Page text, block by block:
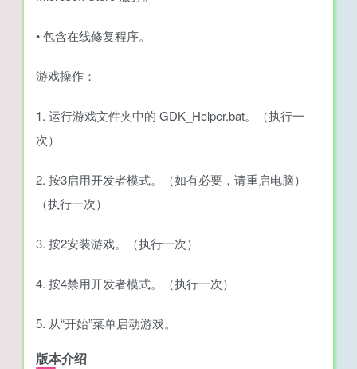
• 包含在线修复程序。
游戏操作：
1. 运行游戏文件夹中的 GDK_Helper.bat。（执行一
次）
2. 按3启用开发者模式。（如有必要，请重启电脑）
（执行一次）
3. 按2安装游戏。（执行一次）
4. 按4禁用开发者模式。（执行一次）
5. 从“开始”菜单启动游戏。
版本介绍